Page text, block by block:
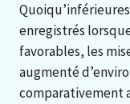
enregistrés
favorables, les
augmenté
comparativement